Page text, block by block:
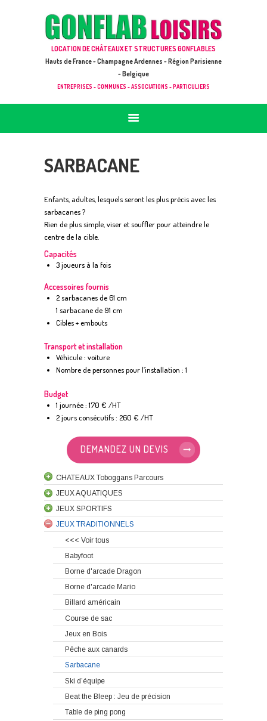
LOCATION DE CHÂTEAUX ET STRUCTURES GONFLABLES
Hauts de France - Champagne Ardennes - Région Parisienne
- Belgique
ENTREPRISES - COMMUNES - ASSOCIATIONS - PARTICULIERS
GONFLAB LOISIRS
ACCUEIL
JEUX À LOUER & PRESTATIONS
CATALOGUE / TARIF
DEMANDE DE DEVIS (SOUS 24H)
SARBACANE
Enfants, adultes, lesquels seront les plus précis avec les
sarbacanes ?
Rien de plus simple, viser et souffler pour atteindre le
centre de la cible.
Capacités
3 joueurs à la fois
Accessoires fournis
2 sarbacanes de 61 cm
1 sarbacane de 91 cm
Cibles + embouts
Transport et installation
Véhicule : voiture
Nombre de personnes pour l’installation : 1
Budget
1 journée : 170 € /HT
2 jours consécutifs : 260 € /HT
DEMANDEZ UN DEVIS
CHATEAUX Toboggans Parcours
JEUX AQUATIQUES
JEUX SPORTIFS
JEUX TRADITIONNELS
<<< Voir tous
Babyfoot
Borne d'arcade Dragon
Borne d'arcade Mario
Billard américain
Course de sac
Jeux en Bois
Pêche aux canards
Sarbacane
Ski d’équipe
Beat the Bleep : Jeu de précision
Table de ping pong